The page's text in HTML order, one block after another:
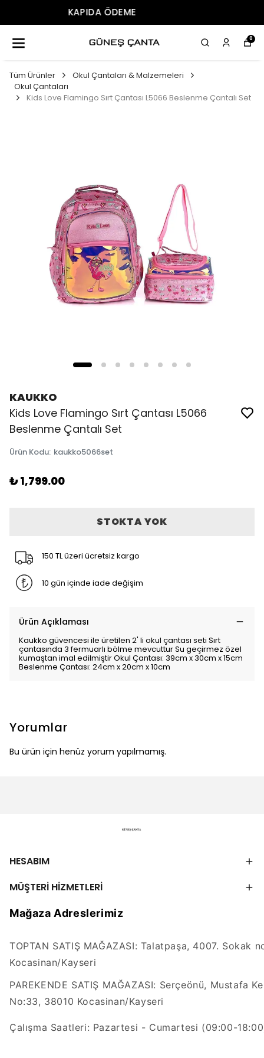
ÜCRETSIZ KARGO
0
Tüm Ürünler
Okul Çantaları & Malzemeleri
Okul Çantaları
Kids Love Flamingo Sırt Çantası L5066 Beslenme Çantalı Set
KAUKKO
Kids Love Flamingo Sırt Çantası L5066
Beslenme Çantalı Set
Ürün Kodu: kaukko5066set
₺ 1,799.00
STOKTA YOK
150 TL üzeri ücretsiz kargo
10 gün içinde iade değişim
Ürün Açıklaması
Kaukko güvencesi ile üretilen 2' li okul çantası seti Sırt
çantasında 3 fermuarlı bölme mevcuttur Su geçirmez özel
kumaştan imal edilmiştir Okul Çantası: 39cm x 30cm x 15cm
Beslenme Çantası: 24cm x 20cm x 10cm
Yorumlar
Bu ürün için henüz yorum yapılmamış.
HESABIM
MÜŞTERİ HİZMETLERİ
Mağaza Adreslerimiz
TOPTAN SATIŞ MAĞAZASI: Talatpaşa, 4007. Sokak
Kocasinan/Kayseri
PAREKENDE SATIŞ MAĞAZASI: Serçeönü, Mustafa
No:33, 38010 Kocasinan/Kayseri
Çalışma Saatleri: Pazartesi - Cumartesi (09:00-